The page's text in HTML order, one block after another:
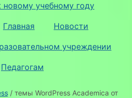
учебному году
Главная Новости
учреждении
Педагогам
/ темы WordPress Academica от